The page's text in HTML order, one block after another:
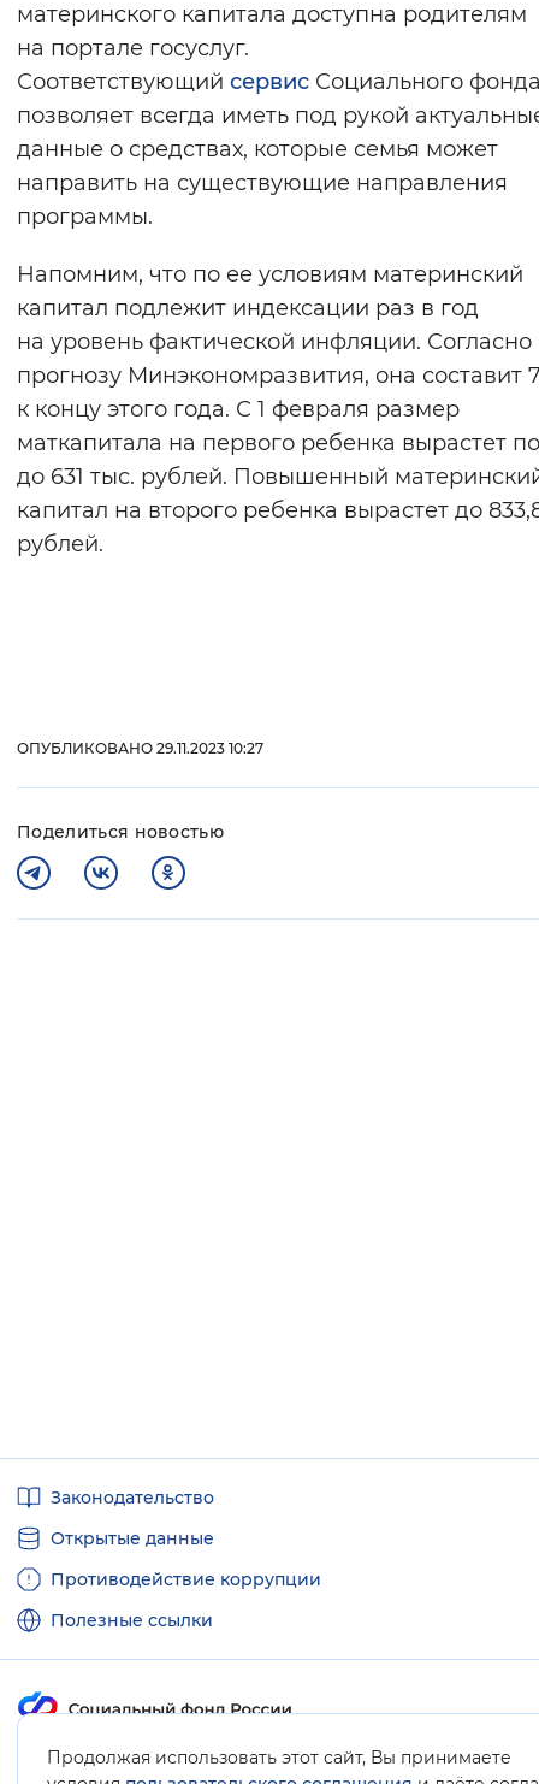
материнского капитала доступна родителям
на портале госуслуг.
Соответствующий сервис Социального
позволяет всегда иметь под рукой
данные о средствах, которые семья может
направить на существующие направления
программы.
Напомним, что по ее условиям материнский
капитал подлежит индексации раз в год
на уровень фактической инфляции. Согласно
прогнозу Минэкономразвития, она составит
к концу этого года. С 1 февраля размер
маткапитала на первого ребенка вырастет
до 631 тыс. рублей. Повышенный
капитал на второго ребенка вырастет до
рублей.
ОПУБЛИКОВАНО 29.11.2023 10:27
Поделиться новостью
Продолжая использовать этот сайт, Вы принимаете
ссылкиЗаконодательство
Открытые данные
Противодействие коррупции
Полезные ссылки
Карта сайта